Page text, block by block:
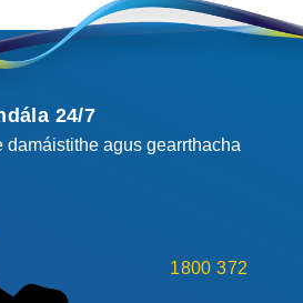
24/7
damáistithe agus gearrthacha
1800 372